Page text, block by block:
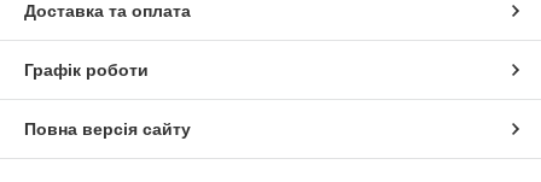
Доставка та оплата
Графік роботи
Повна версія сайту